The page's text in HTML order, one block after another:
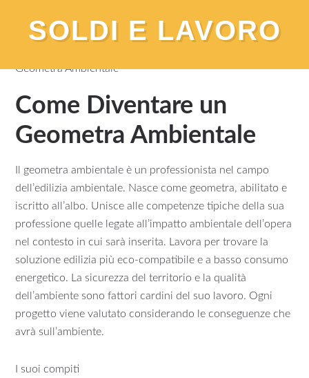
SOLDI E LAVORO
Geometra Ambientale
Come Diventare un
Geometra Ambientale
Il geometra ambientale è un professionista nel campo
dell’edilizia ambientale. Nasce come geometra, abilitato e
iscritto all’albo. Unisce alle competenze tipiche della sua
professione quelle legate all’impatto ambientale dell’opera
nel contesto in cui sarà inserita. Lavora per trovare la
soluzione edilizia più eco-compatibile e a basso consumo
energetico. La sicurezza del territorio e la qualità
dell’ambiente sono fattori cardini del suo lavoro. Ogni
progetto viene valutato considerando le conseguenze che
avrà sull’ambiente.
I suoi compiti